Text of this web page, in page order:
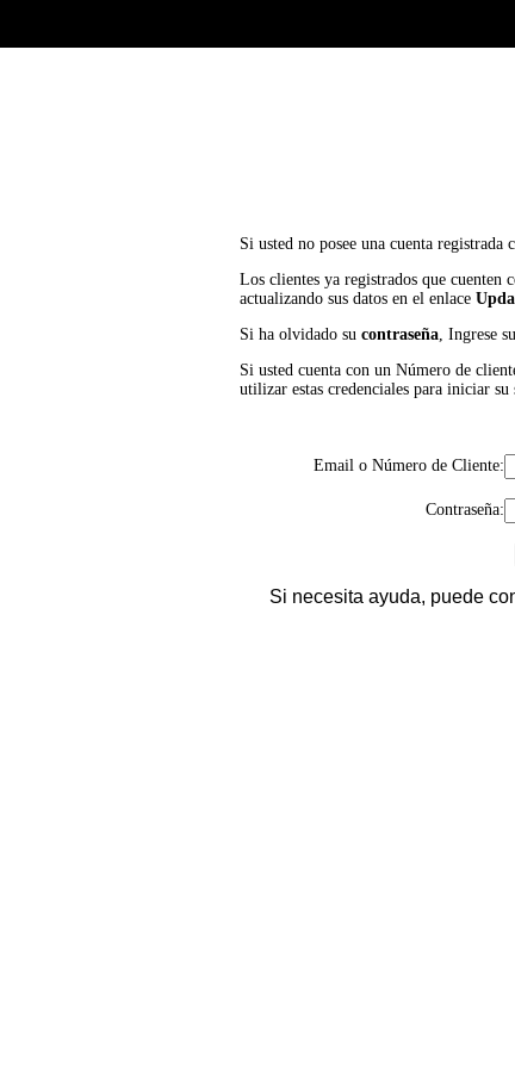
Si usted no posee una cuenta registrada
Los clientes ya registrados que cuenten
actualizando sus datos en el enlace
Si ha olvidado sucontraseña, Ingrese
Si usted cuenta con un Número de
utilizar estas credenciales para iniciar
Email o Número de Cliente:
Contraseña:
Si necesita ayuda, puede